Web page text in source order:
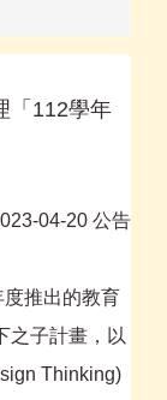
「112學年
04-20 公告
推出的教育
之子計畫，以
Thinking)